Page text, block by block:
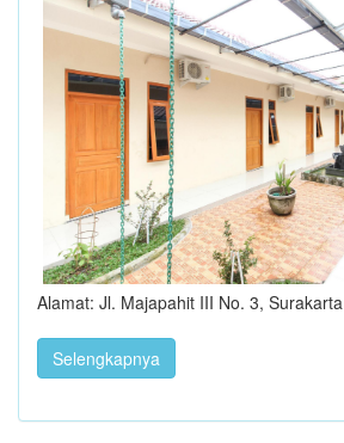
Alamat: Jl. Majapahit III No. 3, Surakarta
Selengkapnya